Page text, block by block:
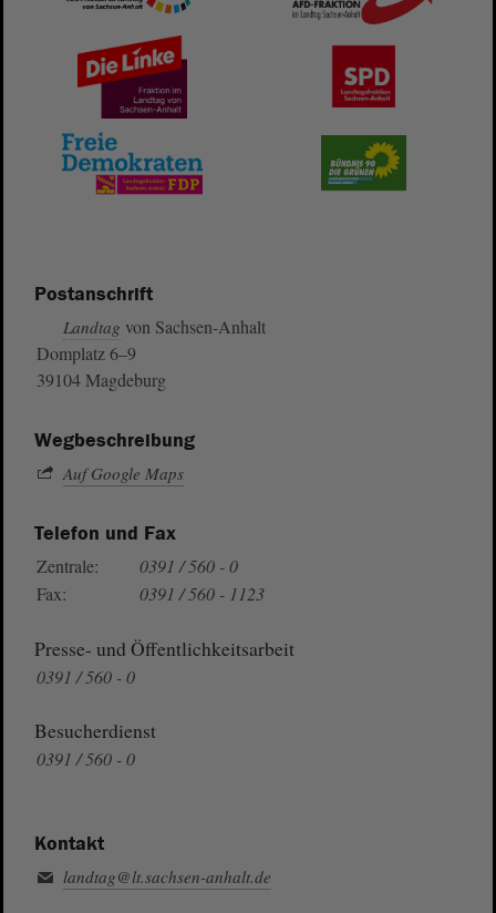
Postanschrift
Landtag von Sachsen-Anhalt
Domplatz 6–9
39104 Magdeburg
Wegbeschreibung
Auf Google Maps
Telefon und Fax
Zentrale:
0391 / 560 - 0
Fax:
0391 / 560 - 1123
Presse- und Öffentlichkeitsarbeit
0391 / 560 - 0
Besucherdienst
0391 / 560 - 0
Kontakt
landtag@lt.sachsen-anhalt.de